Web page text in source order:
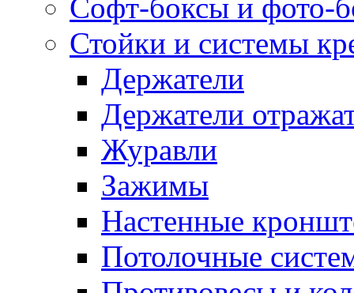
Софт-боксы и фото-
Стойки и системы
Держатели
Держатели
Журавли
Зажимы
Настенные
Потолочные